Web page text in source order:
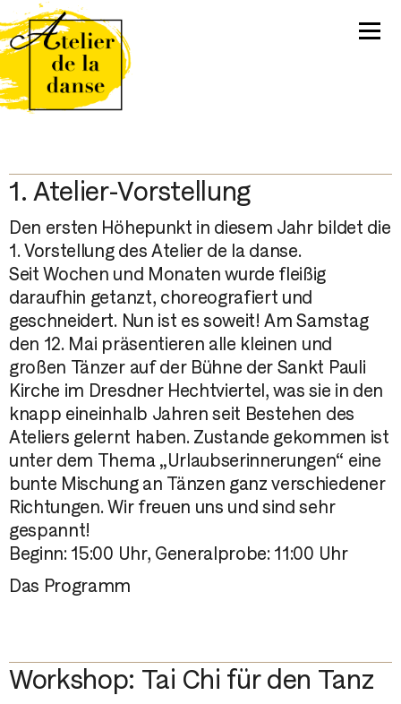
1. Atelier-Vorstellung
Den ersten Höhepunkt in diesem Jahr bildet die
1. Vorstellung des Atelier de la danse.
Seit Wochen und Monaten wurde fleißig
daraufhin getanzt, choreografiert und
geschneidert. Nun ist es soweit! Am Samstag
den 12. Mai präsentieren alle kleinen und
großen Tänzer auf der Bühne der Sankt Pauli
Kirche im Dresdner Hechtviertel, was sie in den
knapp eineinhalb Jahren seit Bestehen des
Ateliers gelernt haben. Zustande gekommen ist
unter dem Thema „Urlaubserinnerungen“ eine
bunte Mischung an Tänzen ganz verschiedener
Richtungen. Wir freuen uns und sind sehr
gespannt!
Beginn: 15:00 Uhr, Generalprobe: 11:00 Uhr
Das Programm
Workshop: Tai Chi für den Tanz